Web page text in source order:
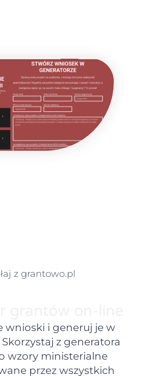
z grantowo.pl
wnioski i generuj je w
z generatora
wzory ministerialne
przez wszystkich